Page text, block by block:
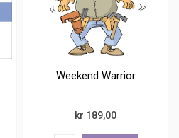
Weekend Warrior
kr 189,00